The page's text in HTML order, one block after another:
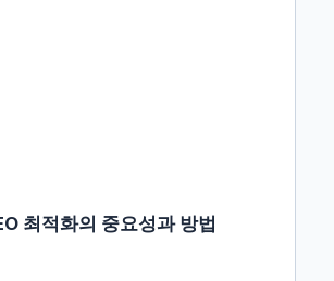
최적화의 중요성과 방법